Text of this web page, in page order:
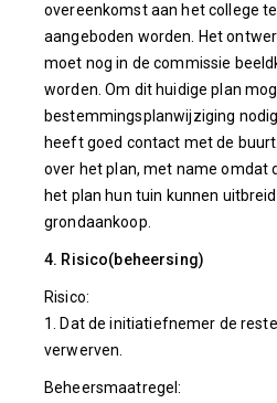
overeenkomst aan het college
aangeboden worden. Het
moet nog in de commissie
worden. Om dit huidige plan
bestemmingsplanwijziging
heeft goed contact met de
over het plan, met name omdat
het plan hun tuin kunnen
grondaankoop.
4. Risico(beheersing)
Risico:
1. Dat de initiatiefnemer de
verwerven.
Beheersmaatregel: